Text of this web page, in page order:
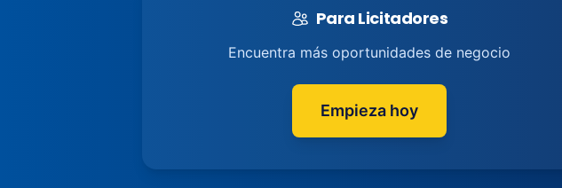
Para Licitadores
Encuentra más oportunidades de negocio
Empieza hoy